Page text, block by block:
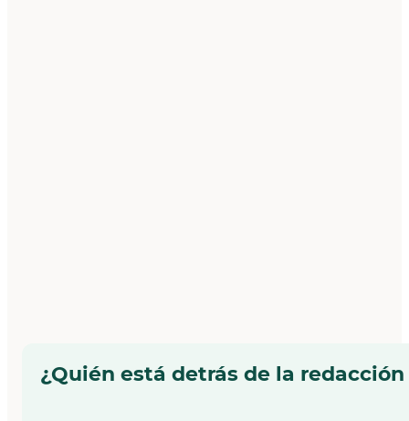
¿Quién está detrás de la